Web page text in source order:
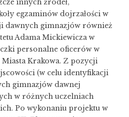
innych źródeł,
egzaminów dojrzałości w
dawnych gimnazjów również
Adama Mickiewicza w
personalne oficerów w
Krakowa. Z pozycji
(w celu identyfikacji
gimnazjów dawnej
w różnych uczelniach
Po wykonaniu projektu w